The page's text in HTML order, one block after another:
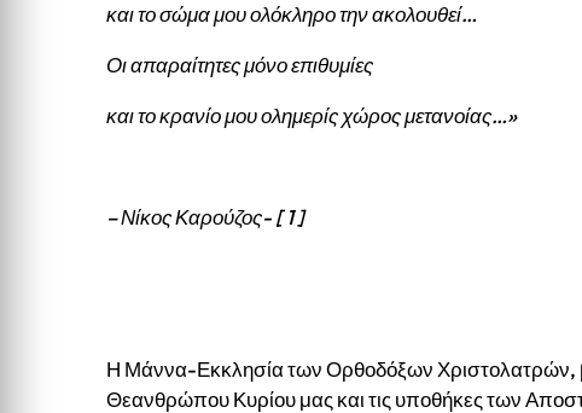
και το σώμα μου ολόκληρο την ακολουθεί…
Οι απαραίτητες μόνο επιθυμίες
και το κρανίο μου ολημερίς χώρος μετανοίας…»
– Νίκος Καρούζος- [ 1 ]
Η Μάννα-Εκκλησία των Ορθοδόξων Χριστολατρών,
Θεανθρώπου Κυρίου μας και τις υποθήκες των